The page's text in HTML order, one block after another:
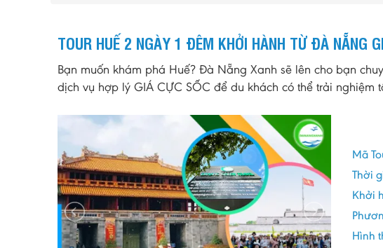
TOUR HUẾ 2 NGÀY 1 ĐÊM KHỞI HÀNH TỪ ĐÀ NẴNG
Bạn muốn khám phá Huế? Đà Nẵng Xanh sẽ lên cho bạn
dịch vụ hợp lý GIÁ CỰC SỐC để du khách có thể trải nghiệm
Mã
Thời
Khởi
Hình